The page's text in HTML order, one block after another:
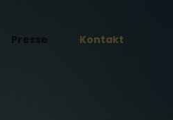
Presse Kontakt